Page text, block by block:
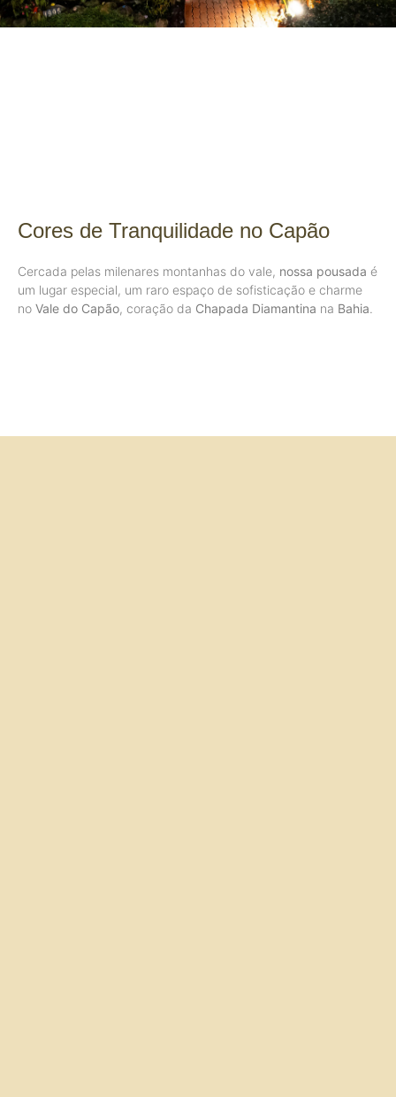
Cores de Tranquilidade no Capão
Cercada pelas milenares montanhas do vale, nossa pousada é
um lugar especial, um raro espaço de sofisticação e charme
no Vale do Capão, coração da Chapada Diamantina na Bahia